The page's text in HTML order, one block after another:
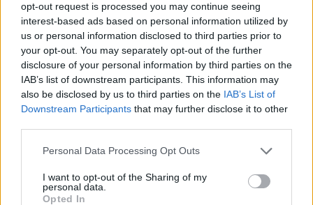
opt-out request is processed you may continue seeing
interest-based ads based on personal information utilized by
us or personal information disclosed to third parties prior to
your opt-out. You may separately opt-out of the further
disclosure of your personal information by third parties on the
IAB’s list of downstream participants. This information may
also be disclosed by us to third parties on the IAB’s List of
Downstream Participants that may further disclose it to other
Personal Data Processing Opt Outs
I want to opt-out of the Sharing of my
personal data.
Opted In
αυτούς τους δύο πυλώνες που είναι απαραίτητοι για την ύπαρξή μας
και που είναι απαραίτητοι για την ευημερία των επόμενων γενιών,
των παιδιών σας και των παιδιών μας. Κύριε Μυτιληναίο,
συγχαρητήρια θερμά, σας ευχαριστώ πάρα πολύ».
DAILYPOST